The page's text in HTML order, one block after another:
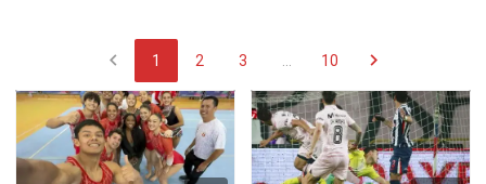
chevron_left 1 2 3 10 chevron_right